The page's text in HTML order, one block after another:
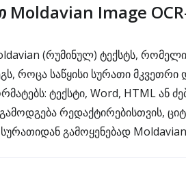
Moldavian Image
(რუმინულ) ტექსტს,
როცა საწყისი სურათი მკვეთრი
ტექსტი, Word, HTML ან
რედაქტირებისთვის,
გამოყენებად